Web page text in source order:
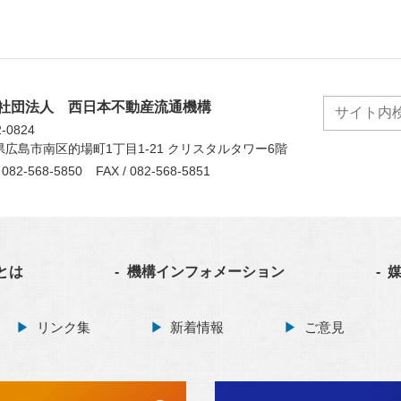
団法人 西日本不動産流通機構
0824
広島市南区的場町1丁目1-21 クリスタルタワー6階
082-568-5850
FAX 082-568-5851
は 機構インフォメーション
リンク集 新着情報 ご意見